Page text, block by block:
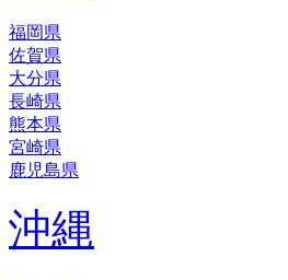
福岡県
佐賀県
大分県
長崎県
熊本県
宮崎県
鹿児島県
沖縄